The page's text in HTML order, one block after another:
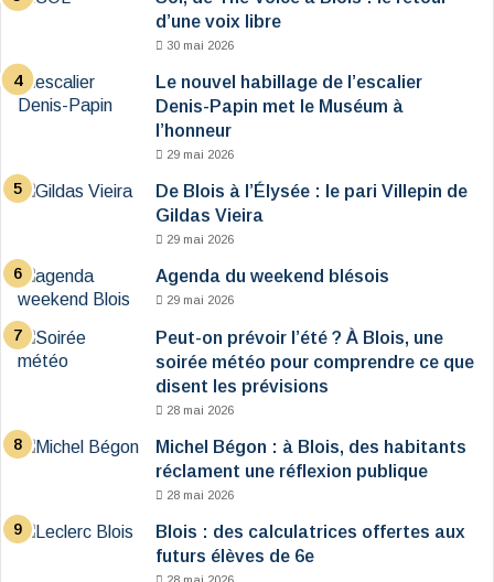
d’une voix libre
30 mai 2026
Le nouvel habillage de l’escalier
Denis-Papin met le Muséum à
l’honneur
29 mai 2026
De Blois à l’Élysée : le pari Villepin de
Gildas Vieira
29 mai 2026
Agenda du weekend blésois
29 mai 2026
Peut-on prévoir l’été ? À Blois, une
soirée météo pour comprendre ce que
disent les prévisions
28 mai 2026
Michel Bégon : à Blois, des habitants
réclament une réflexion publique
28 mai 2026
Blois : des calculatrices offertes aux
futurs élèves de 6e